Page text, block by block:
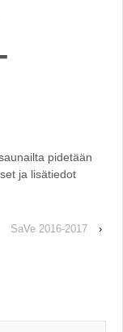
pidetään
ja lisätiedot
SaVe 2016-2017 ›